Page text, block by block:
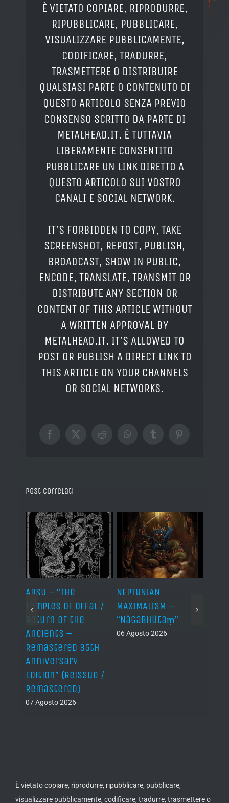
È VIETATO COPIARE, RIPRODURRE,
RIPUBBLICARE, PUBBLICARE,
VISUALIZZARE PUBBLICAMENTE,
CODIFICARE, TRADURRE,
TRASMETTERE O DISTRIBUIRE
QUALSIASI PARTE O CONTENUTO DI
QUESTO ARTICOLO SENZA PREVIO
CONSENSO SCRITTO DA PARTE DI
METALHEAD.IT. È TUTTAVIA
LIBERAMENTE CONSENTITO
PUBBLICARE UN LINK DIRETTO A
QUESTO ARTICOLO SUI VOSTRO
CANALI E SOCIAL NETWORK.
IT'S FORBIDDEN TO COPY, TAKE
SCREENSHOT, REPOST, PUBLISH,
BROADCAST, SHOW IN PUBLIC,
ENCODE, TRANSLATE, TRANSMIT OR
DISTRIBUTE ANY SECTION OR
CONTENT OF THIS ARTICLE WITHOUT
A WRITTEN APPROVAL BY
METALHEAD.IT. IT'S ALLOWED TO
POST OR PUBLISH A DIRECT LINK TO
THIS ARTICLE ON YOUR CHANNELS
OR SOCIAL NETWORKS.
Facebook
X RedditWhatsAppTumblrPinterest
Post correlati
ABSU – “The
Temples of Offal /
Return of the
Ancients –
Remastered 35th
Anniversary
Edition” (Reissue /
Remastered)
07 Agosto 2026
NEPTUNIAN
MAXIMALISM –
“Nāgabhūtaṃ”
06 Agosto 2026
È vietato copiare, riprodurre, ripubblicare, pubblicare,
visualizzare pubblicamente, codificare, tradurre, trasmettere o